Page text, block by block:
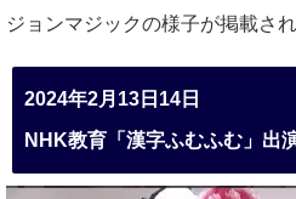
ジョンマジックの様子が掲載され
2024年2月13日14日
NHK教育「漢字ふむふむ」出